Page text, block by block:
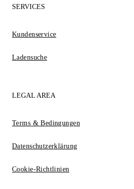
SERVICES
Kundenservice
Ladensuche
LEGAL AREA
Terms & Bedingungen
Datenschutzerklärung
Cookie-Richtlinien